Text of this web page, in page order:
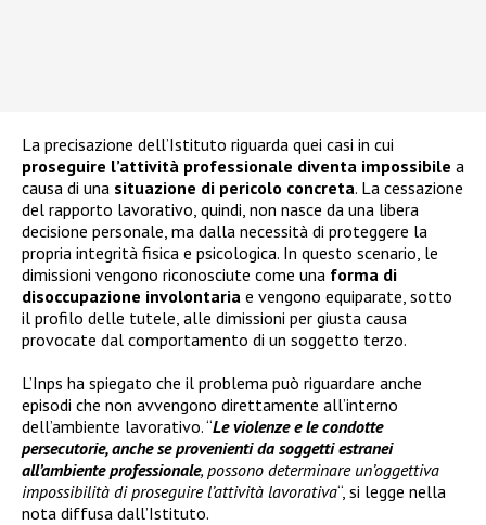
La precisazione dell’Istituto riguarda quei casi in cui
proseguire l’attività professionale diventa impossibile a
causa di una situazione di pericolo concreta. La cessazione
del rapporto lavorativo, quindi, non nasce da una libera
decisione personale, ma dalla necessità di proteggere la
propria integrità fisica e psicologica. In questo scenario, le
dimissioni vengono riconosciute come una forma di
disoccupazione involontaria e vengono equiparate, sotto
il profilo delle tutele, alle dimissioni per giusta causa
provocate dal comportamento di un soggetto terzo.
L’Inps ha spiegato che il problema può riguardare anche
episodi che non avvengono direttamente all’interno
dell’ambiente lavorativo. “Le violenze e le condotte
persecutorie, anche se provenienti da soggetti estranei
all’ambiente professionale, possono determinare un’oggettiva
impossibilità di proseguire l’attività lavorativa“, si legge nella
nota diffusa dall’Istituto.